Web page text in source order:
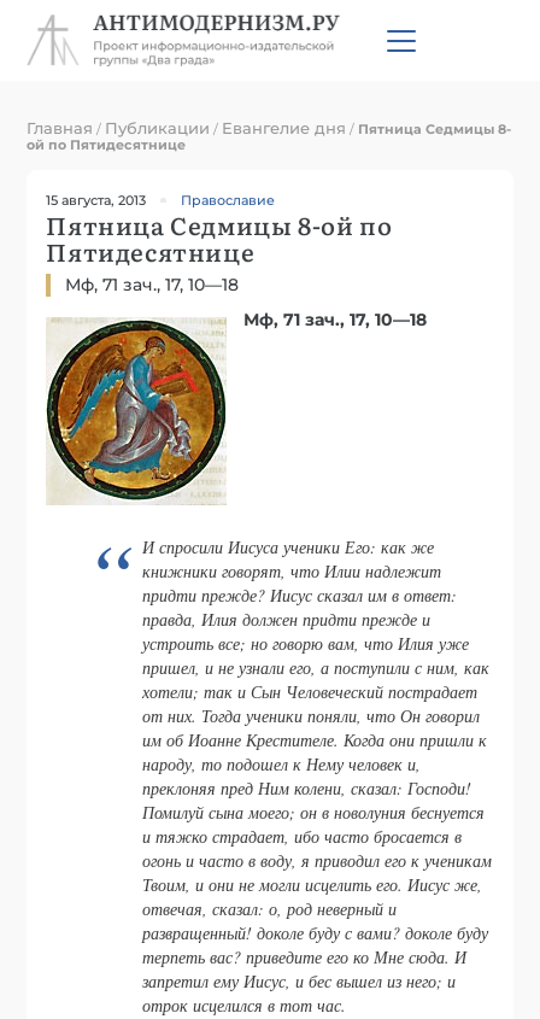
Главная / Публикации / Евангелие дня / Пятница Седмицы 8-
ой по Пятидесятнице
15 августа, 2013 Православие
Пятница Седмицы 8-ой по
Пятидесятнице
Мф, 71 зач., 17, 10—18
Мф, 71 зач., 17, 10—18
И спросили Иисуса ученики Его: как же
книжники говорят, что Илии надлежит
придти прежде? Иисус сказал им в ответ:
правда, Илия должен придти прежде и
устроить все; но говорю вам, что Илия уже
пришел, и не узнали его, а поступили с ним, как
хотели; так и Сын Человеческий пострадает
от них. Тогда ученики поняли, что Он говорил
им об Иоанне Крестителе. Когда они пришли к
народу, то подошел к Нему человек и,
преклоняя пред Ним колени, сказал: Господи!
Помилуй сына моего; он в новолуния беснуется
и тяжко страдает, ибо часто бросается в
огонь и часто в воду, я приводил его к ученикам
Твоим, и они не могли исцелить его. Иисус же,
отвечая, сказал: о, род неверный и
развращенный! доколе буду с вами? доколе буду
терпеть вас? приведите его ко Мне сюда. И
запретил ему Иисус, и бес вышел из него; и
отрок исцелился в тот час.